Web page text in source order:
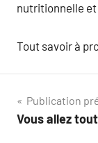
nutritionnelle
Tout savoir à
de
Publication
Vous allez